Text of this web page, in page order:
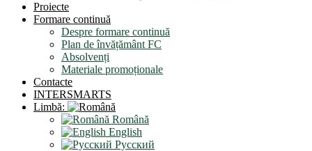
Proiecte
Formare continuă
Despre formare continuă
Plan de învățământ FC
Absolvenți
Materiale promoționale
Contacte
INTERSMARTS
Limbă:
Română
English
Русский